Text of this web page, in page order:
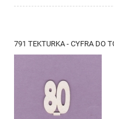
791 TEKTURKA - CYFRA DO